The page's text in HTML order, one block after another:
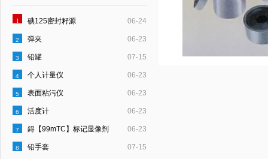
06-24
1 碘125密封籽源
06-23
2 弹夹
07-15
3 铅罐
06-23
4 个人计量仪
06-23
5 表面粘污仪
06-23
6 活度计
06-23
7 鍀【99mTC】标记显像剂
07-15
8 铅手套